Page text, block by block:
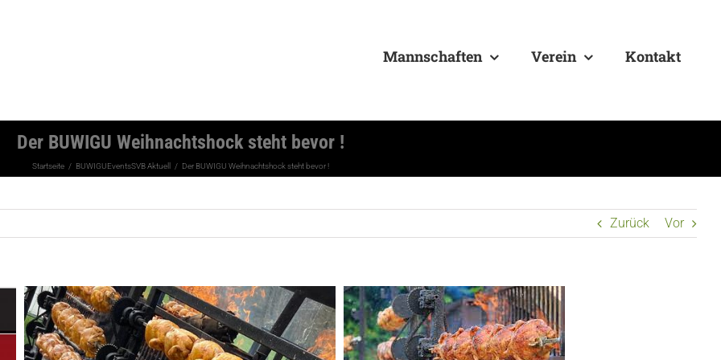
Mannschaften Verein Kontakt
Der BUWIGU Weihnachtshock steht bevor !
Startseite BUWIGUEventsSVB Aktuell Der BUWIGU Weihnachtshock steht bevor !
Zurück Vor